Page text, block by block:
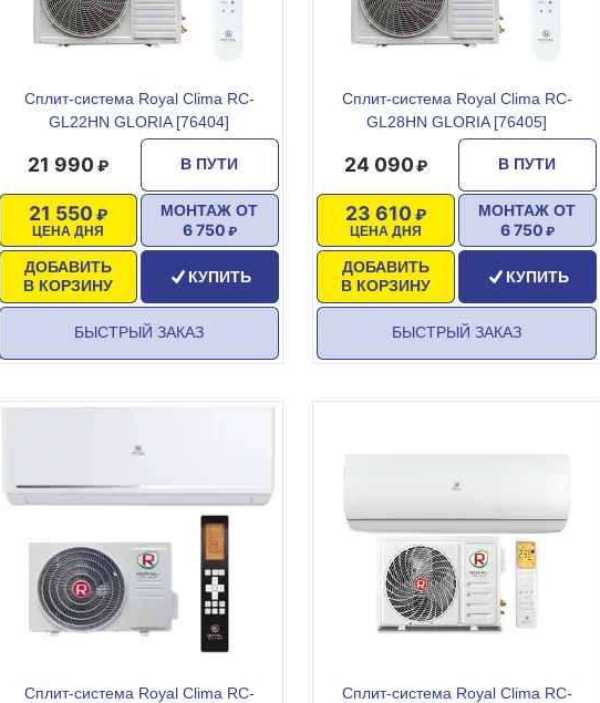
Сплит-система Royal Clima RC-
GL22HN GLORIA [76404]
В ПУТИ
21 990
ЦЕНА ДНЯ
21 550
ДОБАВИТЬ
В КОРЗИНУ
МОНТАЖ ОТ
6 750
КУПИТЬ
БЫСТРЫЙ ЗАКАЗ
Сплит-система Royal Clima RC-
GL28HN GLORIA [76405]
В ПУТИ
24 090
ЦЕНА ДНЯ
23 610
ДОБАВИТЬ
В КОРЗИНУ
МОНТАЖ ОТ
6 750
КУПИТЬ
БЫСТРЫЙ ЗАКАЗ
Сплит-система Royal Clima RC-
Сплит-система Royal Clima RC-